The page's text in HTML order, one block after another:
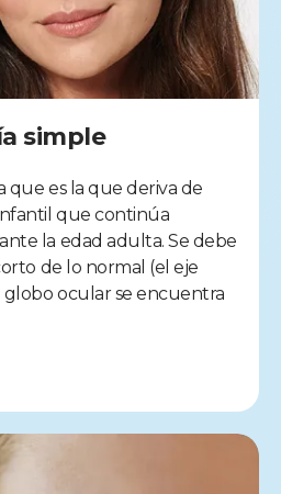
simple
que es la que deriva de
que continúa
la edad adulta. Se debe
de lo normal (el eje
ocular se encuentra